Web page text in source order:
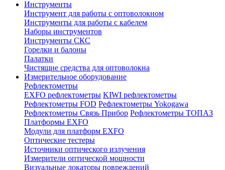
Инструменты
Инструмент для работы с оптоволокном
Инструменты для работы с кабелем
Наборы инструментов
Инструменты СКС
Горелки и балоны
Палатки
Чистящие средства для оптоволокна
Измерительное оборудование
Рефлектометры
EXFO рефлектометры KIWI рефлектометры
Рефлектометры FOD Рефлектометры Yokogawa
Рефлектометры Связь Прибор Рефлектометры ТОПАЗ
Платформы EXFO
Модули для платформ EXFO
Оптические тестеры
Источники оптического излучения
Измерители оптической мощности
Визуальные локаторы повреждений